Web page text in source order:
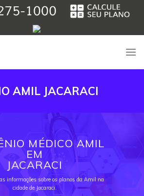
AMIL JACARACI
MÉDICO AMIL
EM
JACARACI
informações sobre os planos da Amil na
cidade de Jacaraci.